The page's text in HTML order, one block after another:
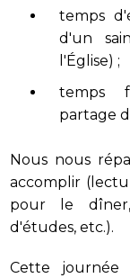
temps
d'un
l'Église) ;
temps
partage
Nous nous
accomplir
pour le dîner,
d'études, etc.).
Cette journée